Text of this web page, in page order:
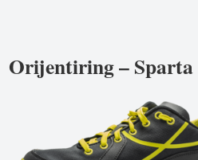
Orijentiring – Sparta